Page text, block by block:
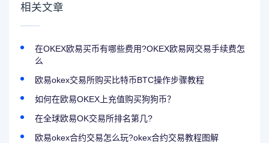
相关文章
在OKEX欧易买币有哪些费用?OKEX欧易网交易手续费怎
么
欧易okex交易所购买比特币BTC操作步骤教程
如何在欧易OKEX上充值购买狗狗币？
在全球欧易OK交易所排名第几?
欧易okex合约交易怎么玩?okex合约交易教程图解